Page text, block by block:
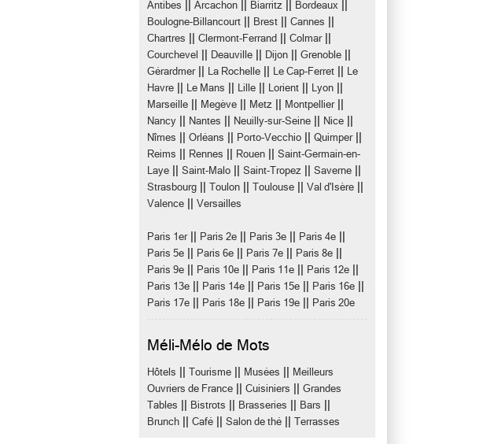
Antibes Arcachon Biarritz Bordeaux
Boulogne-Billancourt Brest Cannes
Chartres Clermont-Ferrand Colmar||
Courchevel Deauville Dijon Grenoble
Gérardmer|| La Rochelle Le Cap-Ferret
Le
Havre
Le Mans Lille Lorient Lyon
Marseille Megève Metz Montpellier||
Nancy Nantes Neuilly-sur-Seine Nice
Nîmes Orléans Porto-Vecchio Quimper||
Reims Rennes Rouen
Saint-Germain-en-
Laye
Saint-Malo Saint-Tropez Saverne
Strasbourg Toulon Toulouse Val d'Isère
Valence Versailles
Paris 1er|| Paris 2e Paris 3e Paris 4e
Paris 5e Paris 6e Paris 7e Paris 8e
Paris 9e Paris 10e Paris 11e Paris 12e
Paris 13e Paris 14e Paris 15e Paris 16e
Paris 17e Paris 18e Paris 19e Paris 20e
Méli-Mélo de Mots
Hôtels Tourisme Musées
Meilleurs
Ouvriers de France
Cuisiniers
Grandes
Tables
Bistrots Brasseries Bars
Brunch Café Salon de thé Terrasses